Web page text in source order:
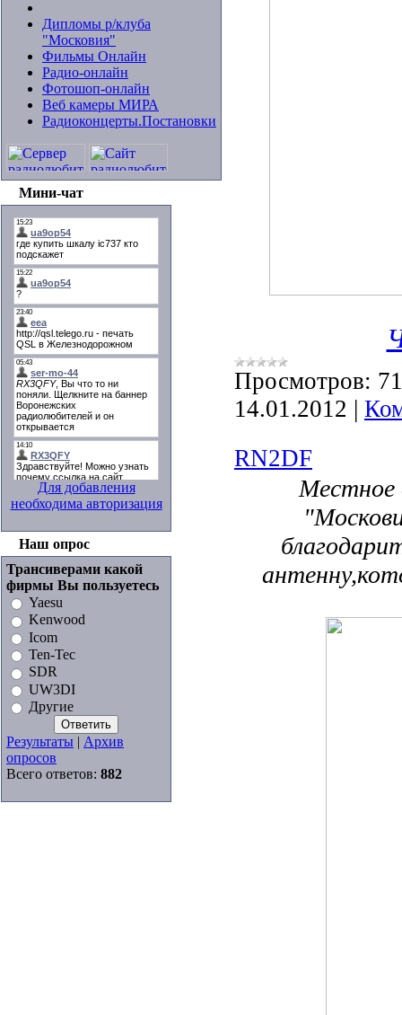
Дипломы р/клуба
"Московия"
Фильмы Онлайн
Радио-онлайн
Фотошоп-онлайн
Веб камеры МИРА
Радиоконцерты.Постановки
Мини-чат
Для добавления
необходима авторизация
Наш опрос
Трансиверами какой
фирмы Вы пользуетесь
Yaesu
Kenwood
Icom
Ten-Tec
SDR
UW3DI
Другие
Результаты | Архив
опросов
Всего ответов: 882
Просмотров:
14.01.2012 |
RN2DF
Местное